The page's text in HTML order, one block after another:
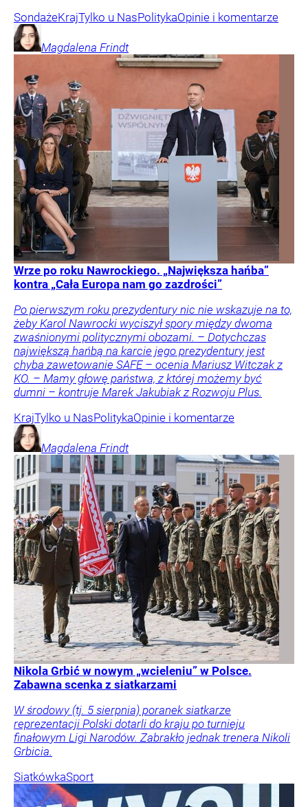
SondażeKrajTylko u NasPolitykaOpinie i komentarze
Magdalena Frindt
Wrze po roku Nawrockiego. „Największa hańba”
kontra „Cała Europa nam go zazdrości”
Po pierwszym roku prezydentury nic nie wskazuje na to,
żeby Karol Nawrocki wyciszył spory między dwoma
zwaśnionymi politycznymi obozami. – Dotychczas
największą hańbą na karcie jego prezydentury jest
chyba zawetowanie SAFE – ocenia Mariusz Witczak z
KO. – Mamy głowę państwa, z której możemy być
dumni – kontruje Marek Jakubiak z Rozwoju Plus.
KrajTylko u NasPolitykaOpinie i komentarze
Magdalena Frindt
Nikola Grbić w nowym „wcieleniu” w Polsce.
Zabawna scenka z siatkarzami
W środowy (tj. 5 sierpnia) poranek siatkarze
reprezentacji Polski dotarli do kraju po turnieju
finałowym Ligi Narodów. Zabrakło jednak trenera Nikoli
Grbicia.
SiatkówkaSport